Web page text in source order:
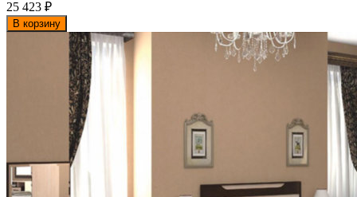
25 423 ₽
В корзину